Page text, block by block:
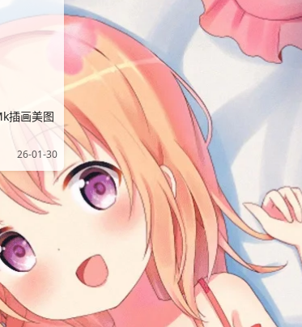
插画美图
26-01-30